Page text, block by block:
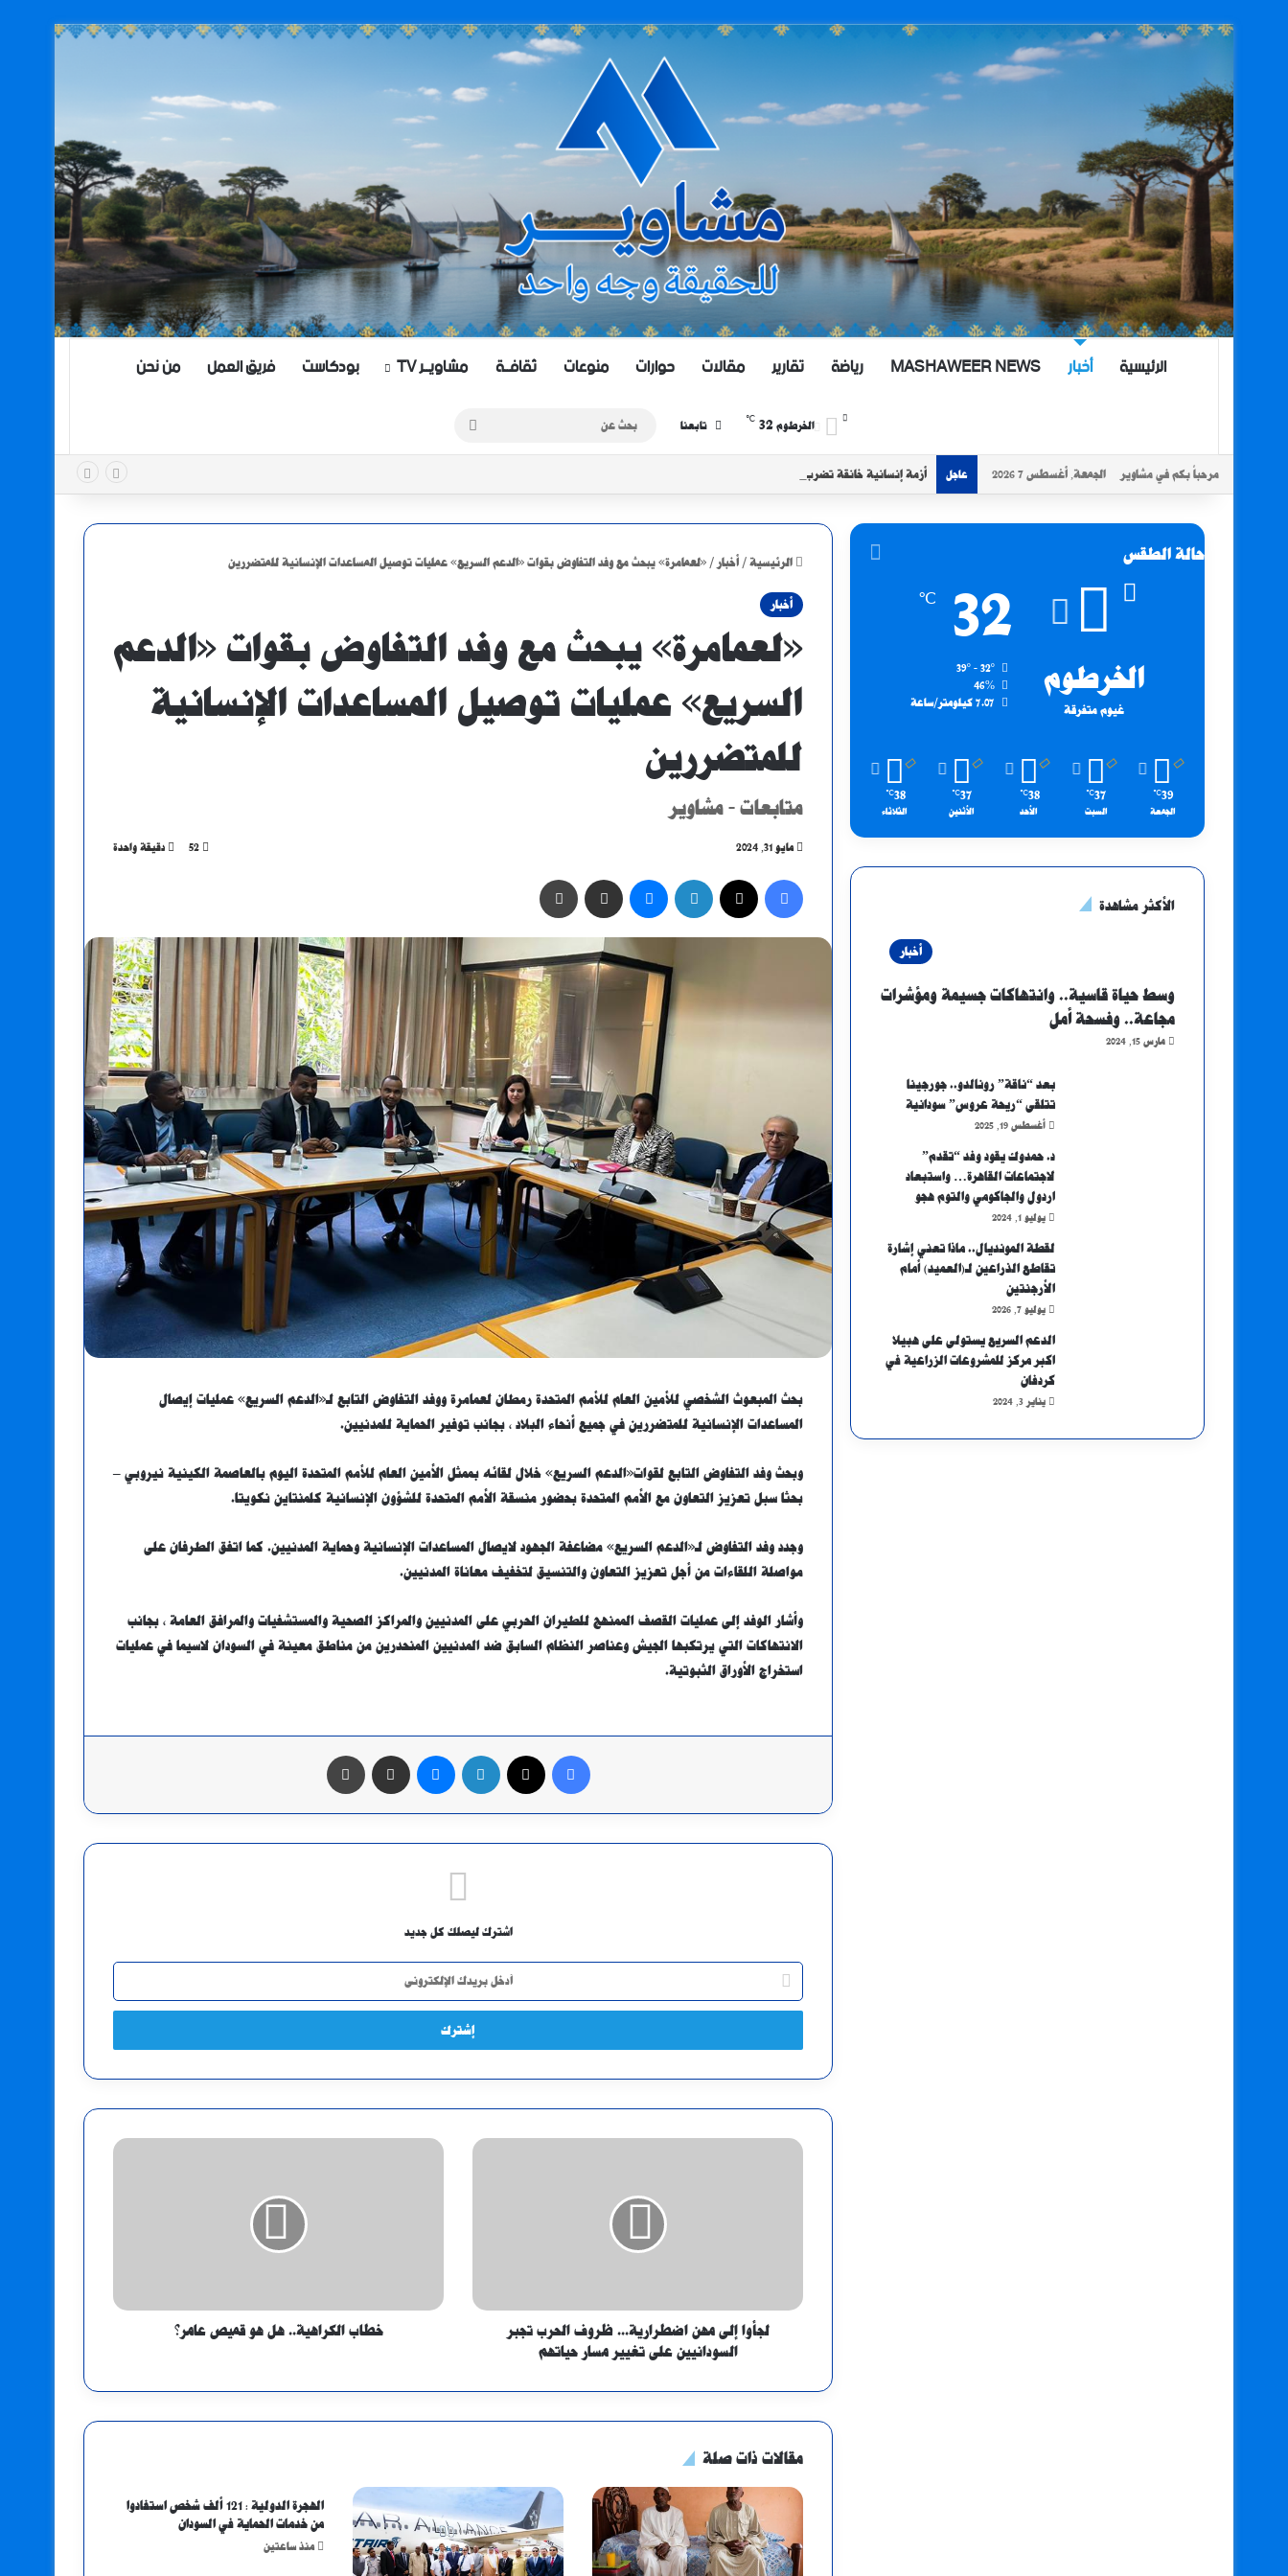
الرئيسية أخبار MASHAWEER NEWS رياضة تقارير مقالات حوارات منوعات ثقافــة مشاويــر TV بودكاست فريق العمل من نحن
الخرطوم 32
℃
تابعنا
عن
مرحباً بكم في مشاوير الجمعة, أغسطس 7 2026 عاجل أزمة إنسانية خانقة تضرب الأبيض مع تزايد موجات النزوح
الرئيسية / أخبار / «لعمامرة» يبحث مع وفد التفاوض بقوات «الدعم السريع» عمليات توصيل المساعدات الإنسانية للمتضررين
أخبار
«لعمامرة» يبحث مع وفد التفاوض بقوات «الدعم
السريع» عمليات توصيل المساعدات الإنسانية
للمتضررين
متابعات - مشاوير
مايو 31, 2024 52 دقيقة واحدة
فيسبوك لينكدإن ماسنجر مشاركة عبر البريد
بحث المبعوث الشخصي للأمين العام للأمم المتحدة رمطان لعمامرة ووفد التفاوض التابع لـ«الدعم السريع» عمليات إيصال
المساعدات الإنسانية للمتضررين في جميع أنحاء البلاد ، بجانب توفير الحماية للمدنيين.
وبحث وفد التفاوض التابع لقوات«الدعم السريع» خلال لقائه بممثل الأمين العام للأمم المتحدة اليوم بالعاصمة الكينية نيروبي –
بحثا سبل تعزيز التعاون مع الأمم المتحدة بحضور منسقة الأمم المتحدة للشؤون الإنسانية كلمنتاين نكويتا.
وجدد وفد التفاوض لـ«الدعم السريع» مضاعفة الجهود لايصال المساعدات الإنسانية وحماية المدنيين. كما اتفق الطرفان على
مواصلة اللقاءات من أجل تعزيز التعاون والتنسيق لتخفيف معاناة المدنيين.
وأشار الوفد إلى عمليات القصف الممنهج للطيران الحربي على المدنيين والمراكز الصحية والمستشفيات والمرافق العامة ، بجانب
الانتهاكات التي يرتكبها الجيش وعناصر النظام السابق ضد المدنيين المنحدرين من مناطق معينة في السودان لاسيما في عمليات
استخراج الأوراق الثبوتية.
فيسبوك لينكدإن ماسنجر مشاركة عبر البريد
اشترك ليصلك كل جديد
أدخل
بريدك
الإلكتروني
لجأوا إلى مهن اضطرارية... ظروف الحرب تجبر
السودانيين على تغيير مسار حياتهم
خطاب الكراهية.. هل هو قميص عامر؟
مقالات ذات صلة
الهجرة الدولية : 121 ألف شخص استفادوا
من خدمات الحماية في السودان
منذ ساعتين
حالة الطقس
الخرطوم
غيوم متفرقة
32
℃
39º - 32º
46%
7.07 كيلومتر/ساعة
39
℃
الجمعة
37
℃
السبت
38
℃
الأحد
37
℃
الأثنين
38
℃
الثلاثاء
الأكثر مشاهدة
أخبار
وسط حياة قاسية.. وانتهاكات جسيمة ومؤشرات
مجاعة.. وفسحة أمل
مارس 15, 2024
بعد “ناقة” رونالدو.. جورجينا
تتلقى “ريحة عروس” سودانية
أغسطس 19, 2025
د. حمدوك يقود وفد “تقدم”
لاجتماعات القاهرة… واستبعاد
اردول والجاكومي والتوم هجو
يوليو 1, 2024
لقطة المونديال.. ماذا تعني إشارة
تقاطع الذراعين لـ(العميد) أمام
الأرجنتين
يوليو 7, 2026
الدعم السريع يستولى على هبيلا
اكبر مركز للمشروعات الزراعية في
كردفان
يناير 3, 2024